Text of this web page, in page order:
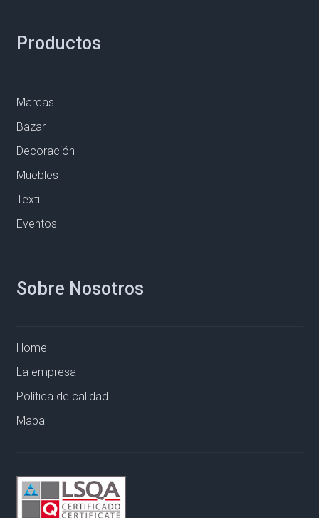
Productos
Marcas
Bazar
Decoración
Muebles
Textil
Eventos
Sobre Nosotros
Home
La empresa
Política de calidad
Mapa